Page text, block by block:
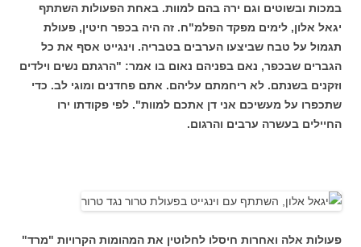
במכות ובשוטים וגם ירה בהם למוות. באחת הפעולות השתתף
יגאל אלון, לימים מפקד הפלמ"ח. זה היה בכפר חיטין, פעולת
תגמול על טבח שביצעו הערבים בטבריה. וינגייט אסף את כל
הגברים שבכפר, נאם בפניהם נאום בו אמר: "הרגתם נשים וילדים
וזקנים בשנתם. לא ריחמתם עליהם. אתם פחדנים ומוגי לב. כדי
שתכפרו על מעשיכם אני דן אתכם למוות". לפי פקודתו ירו
החיילים בעשרה ערבים והרגום.
פעולות אלה ואחרות חיסלו לחלוטין את המהומות הקרויות "מרד"